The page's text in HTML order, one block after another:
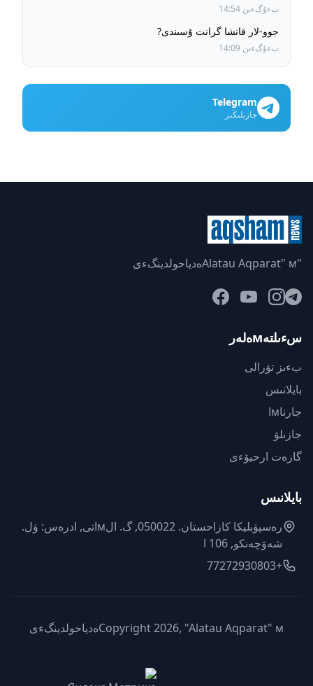
بءۇگءىن 14:54
جوو-لار قانشا گرانت ۇسىندى?
بءۇگءىن 14:09
Telegram
جازىلىڭىز
"Alatau Aqparat" мەدياحولدينگءى
سءىلتەмەلەر
بءىز تۋرالى
بايلانىس
جارناмا
جازىلۋ
گازەت ارحيۆءى
بايلانىس
رەسپۋبليكا كازاحستان. 050022, گ. الмاتى, ادرەس: ۋل.
شەۆچەنكو, 106 ا
+77272930803
Copyright 2026, "Alatau Aqparat" мەدياحولدينگءى